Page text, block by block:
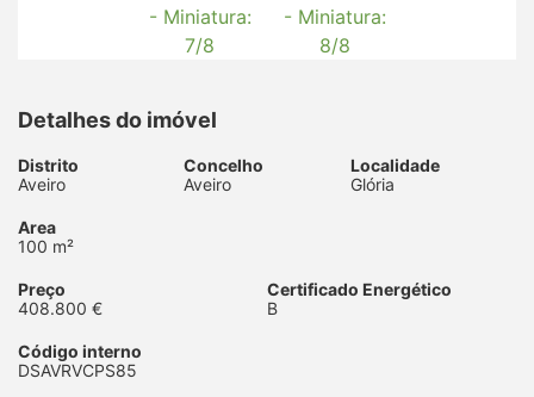
Detalhes do imóvel
Distrito
Aveiro
Concelho
Aveiro
Localidade
Glória
Area
100 m²
Preço
408.800 €
Certificado Energético
B
Código interno
DSAVRVCPS85